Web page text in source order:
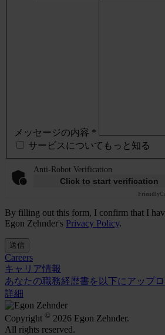
メッセージの内容 *
サービスについてもっと知る
Anti-Robot Verification
Click to start verification
Friendly
By filling out this form, I confirm that I
Egon Zehnder's Privacy Policy.
送信
Careers
キャリア情報
あなたの職務経歴書を以下にアップロ
詳細
Copyright © 2026 Egon Zehnder.
All rights reserved.